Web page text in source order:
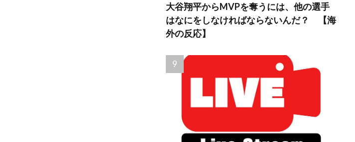
大谷翔平からMVPを奪うには、他の選手
はなにをしなければならないんだ？ 【海
外の反応】